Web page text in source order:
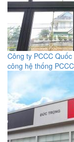
Công ty PCCC
công hệ thống